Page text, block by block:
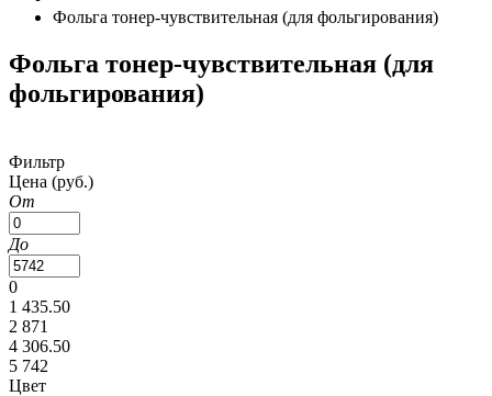
Фольга тонер-чувствительная (для фольгирования)
Фольга тонер-чувствительная (для
фольгирования)
Фильтр
Цена (руб.)
От
До
0
1 435.50
2 871
4 306.50
5 742
Цвет